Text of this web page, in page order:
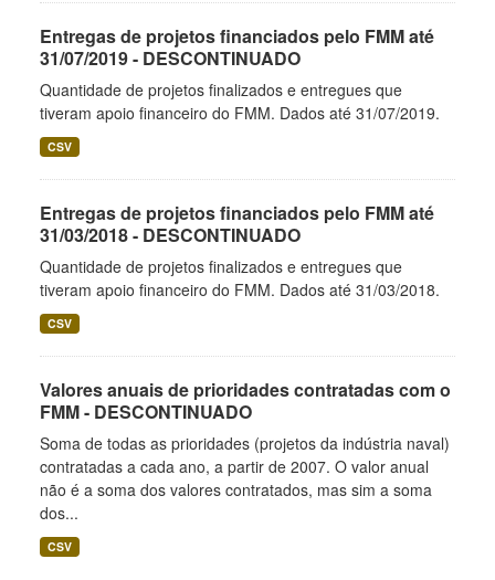
Entregas de projetos financiados pelo FMM até
31/07/2019 - DESCONTINUADO
Quantidade de projetos finalizados e entregues que
tiveram apoio financeiro do FMM. Dados até 31/07/2019.
CSV
Entregas de projetos financiados pelo FMM até
31/03/2018 - DESCONTINUADO
Quantidade de projetos finalizados e entregues que
tiveram apoio financeiro do FMM. Dados até 31/03/2018.
CSV
Valores anuais de prioridades contratadas com o
FMM - DESCONTINUADO
Soma de todas as prioridades (projetos da indústria naval)
contratadas a cada ano, a partir de 2007. O valor anual
não é a soma dos valores contratados, mas sim a soma
dos...
CSV